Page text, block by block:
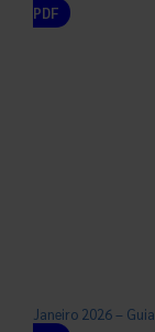
PDF
Janeiro 2026 –